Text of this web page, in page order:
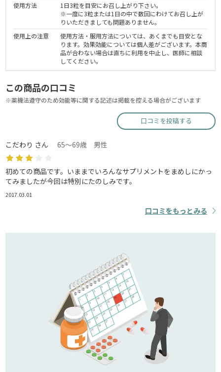
使用方法
1日3粒を目安にお召し上がり下さい。
※一度に3粒または1日の中で数回にわけてお召し上が
りいただきましても問題ありません。
使用上の注意
使用方法・服用方法については、あくまでも目安とな
ります。効果効能については個人差がございます。本商
品が合わない場合は直ちに利用を中止し、医師に相談
してください。
この商品の口コミ
※薬機法遵守のため効能等に関する記述は掲載を控える場合がございます
口コミを投稿する
こだわり さん 65～69歳 男性
初めての商品です。いままでいろんなサプリメントをまめしにかっ
てみましたが今回は特別にたのしみです。
2017.03.01
口コミをもっとみる